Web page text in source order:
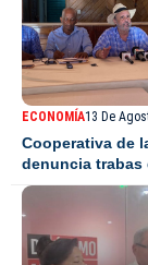
ECONOMÍA13 De
Cooperativa de
denuncia